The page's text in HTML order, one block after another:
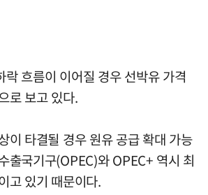
락 흐름이 이어질 경우 선박유 가격
로 보고 있다.
이 타결될 경우 원유 공급 확대 가능
출국기구(OPEC)와 OPEC+ 역시 최
고 있기 때문이다.